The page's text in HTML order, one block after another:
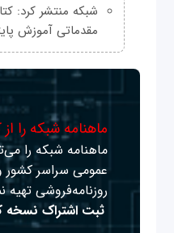
شبکه منتشر کرد:
مقدماتی آموزش
ماهنامه شبکه را
ماهنامه شبکه را
عمومی سراسر کشور
روزنامه‌فروشی تهیه
ثبت اشتراک نسخه